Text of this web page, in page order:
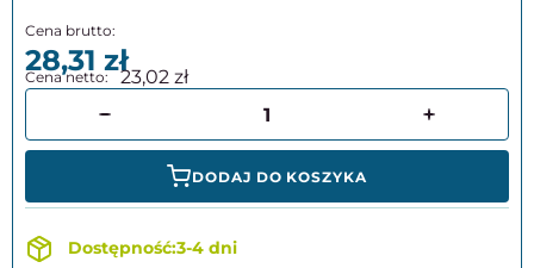
28,31 23,02
DODAJ DO KOSZYKA
3-4 dni